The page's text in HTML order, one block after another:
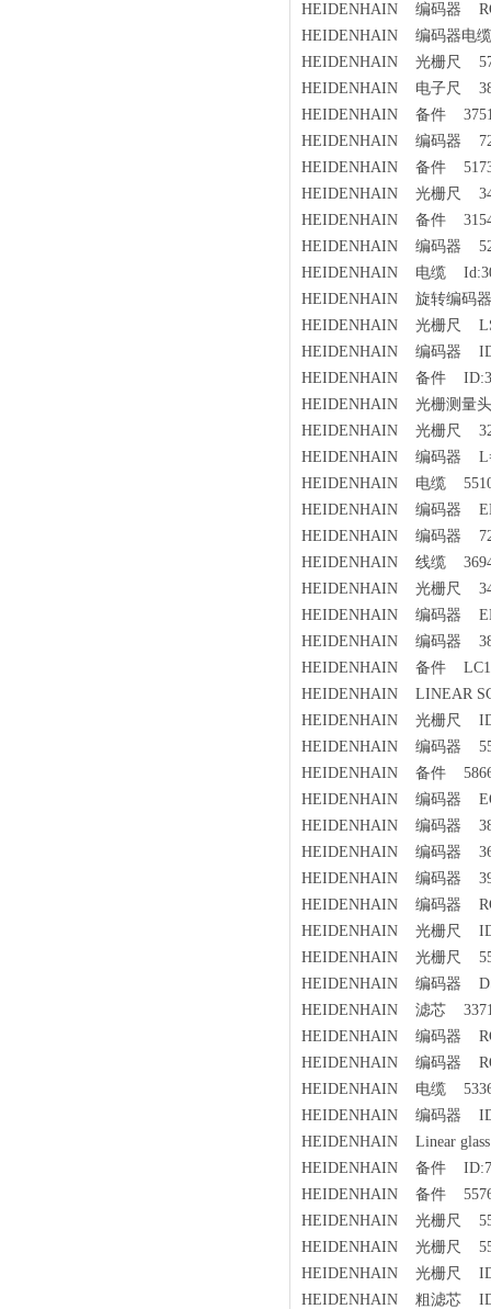
HEIDENHAIN 编码器
HEIDENHAIN 编码器电
HEIDENHAIN 光栅尺
HEIDENHAIN 电子尺
HEIDENHAIN 备件
HEIDENHAIN 编码器
HEIDENHAIN 备件
HEIDENHAIN 光栅尺
HEIDENHAIN 备件
HEIDENHAIN 编码器
HEIDENHAIN 电缆
HEIDENHAIN 旋转编码
HEIDENHAIN 光栅尺
HEIDENHAIN 编码器
HEIDENHAIN 备件
HEIDENHAIN 光栅测量
HEIDENHAIN 光栅尺
HEIDENHAIN 编码器
HEIDENHAIN 电缆
HEIDENHAIN 编码器
HEIDENHAIN 编码器
HEIDENHAIN 线缆
HEIDENHAIN 光栅尺
HEIDENHAIN 编码器
HEIDENHAIN 编码器
HEIDENHAIN 备件
HEIDENHAIN LINEAR
HEIDENHAIN 光栅尺 ID
HEIDENHAIN 编码器
HEIDENHAIN 备件
HEIDENHAIN 编码器
HEIDENHAIN 编码器
HEIDENHAIN 编码器
HEIDENHAIN 编码器
HEIDENHAIN 编码器
HEIDENHAIN 光栅尺
HEIDENHAIN 光栅尺
HEIDENHAIN 编码器
HEIDENHAIN 滤芯
HEIDENHAIN 编码器
HEIDENHAIN 编码器
HEIDENHAIN 电缆
HEIDENHAIN 编码器
HEIDENHAIN Linear glass
HEIDENHAIN 备件
HEIDENHAIN 备件
HEIDENHAIN 光栅尺
HEIDENHAIN 光栅尺
HEIDENHAIN 光栅尺
HEIDENHAIN 粗滤芯 ID